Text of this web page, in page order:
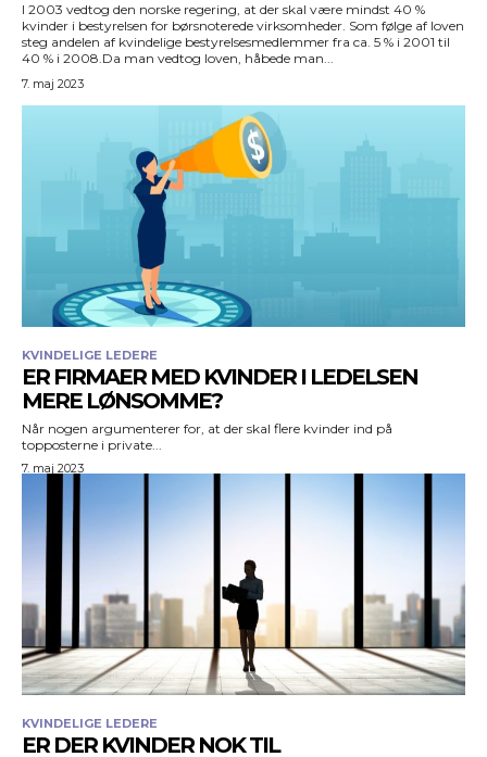
I 2003 vedtog den norske regering, at der skal være mindst 40 %
kvinder i bestyrelsen for børsnoterede virksomheder. Som følge af loven
steg andelen af kvindelige bestyrelsesmedlemmer fra ca. 5 % i 2001 til
40 % i 2008.Da man vedtog loven, håbede man...
7. maj 2023
KVINDELIGE LEDERE
ER FIRMAER MED KVINDER I LEDELSEN
MERE LØNSOMME?
Når nogen argumenterer for, at der skal flere kvinder ind på
topposterne i private...
7. maj 2023
KVINDELIGE LEDERE
ER DER KVINDER NOK TIL